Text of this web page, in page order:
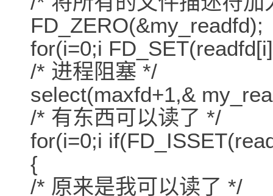
FD_ZERO(&my_readfd);
for(i=0;i
/* 进程阻塞 */
select(maxfd+1,&
/* 有东西可以读了 */
for(i=0;i
{
/* 原来是我可以读了 */